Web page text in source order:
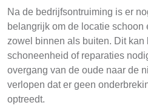
Na de bedrijfsontruiming is er
belangrijk om de locatie schoon
zowel binnen als buiten. Dit kan
schoneenheid of reparaties
overgang van de oude naar de
verlopen dat er geen
optreedt.